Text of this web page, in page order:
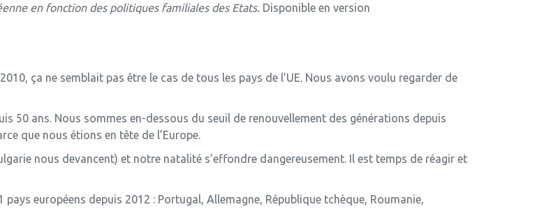
en fonction des politiques familiales des Etats. Disponible en version
ça ne semblait pas être le cas de tous les pays de l’UE. Nous avons voulu regarder de
50 ans. Nous sommes en-dessous du seuil de renouvellement des générations depuis
que nous étions en tête de l’Europe.
nous devancent) et notre natalité s’effondre dangereusement. Il est temps de réagir et
européens depuis 2012 : Portugal, Allemagne, République tchèque, Roumanie,